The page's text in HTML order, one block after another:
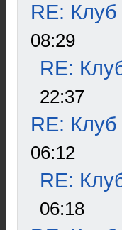
RE:
08:29
RE:
22:37
RE:
06:12
RE:
06:18